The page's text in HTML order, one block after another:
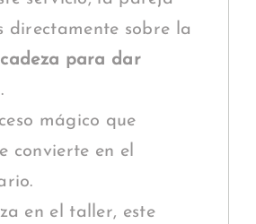
directamente sobre la
para dar
.
mágico que
convierte en el
en el taller, este